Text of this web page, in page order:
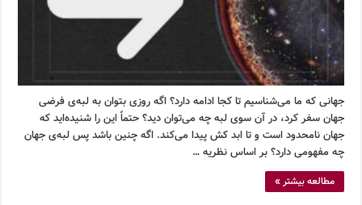
جهانی که ما می‌شناسیم تا کجا ادامه دارد؟ اگه روزی بتوان به لبه‌ی فرضی
جهان سفر کرد، در آن سوی لبه چه می‌توان دید؟ حتماً این را شنیده‌اید که
جهان نامحدود است و تا ابد کش پیدا می‌کند. اگه چنین باشد پس لبه‌ی جهان
چه مفهومی دارد؟ بر اساس نظریه …
مطالعه بیشتر »